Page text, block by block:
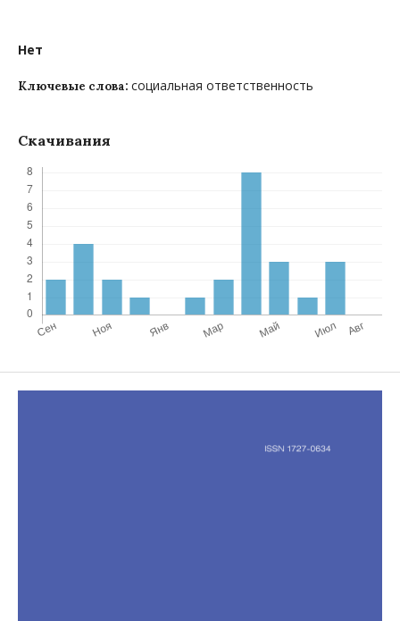
Нет
Ключевые слова: социальная ответственность
Скачивания